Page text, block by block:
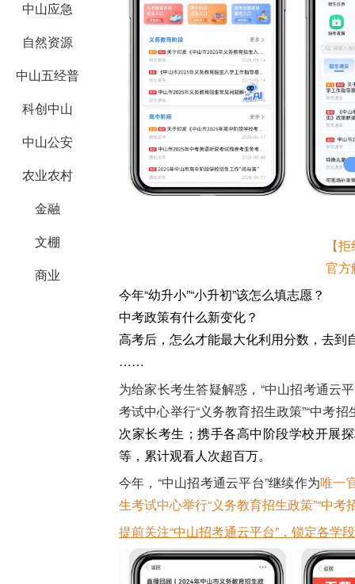
中山应急
自然资源
中山五经普
科创中山
中山公安
农业农村
金融
文棚
商业
【
官方
今年“幼升小”“小升初”该怎么填志愿？
中考政策有什么新变化？
高考后，怎么才能最大化利用分数，去到
……
为给家长考生答疑解惑，“中山招考通云
考试中心举行“义务教育招生政策”“中考
次家长考生；携手各高中阶段学校开展
等，累计观看人次超百万。
今年，“中山招考通云平台”继续作为唯一
生考试中心举行“义务教育招生政策”“中
提前关注“中山招考通云平台”，锁定各学